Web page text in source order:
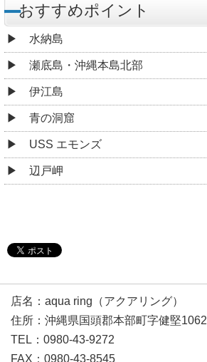
おすすめポイント
水納島
瀬底島・沖縄本島北部
伊江島
青の洞窟
USS エモンズ
辺戸岬
店名：aqua ring（アクアリング）
住所：沖縄県国頭郡本部町字健堅1062
TEL：0980-43-9272
FAX：0980-43-8545